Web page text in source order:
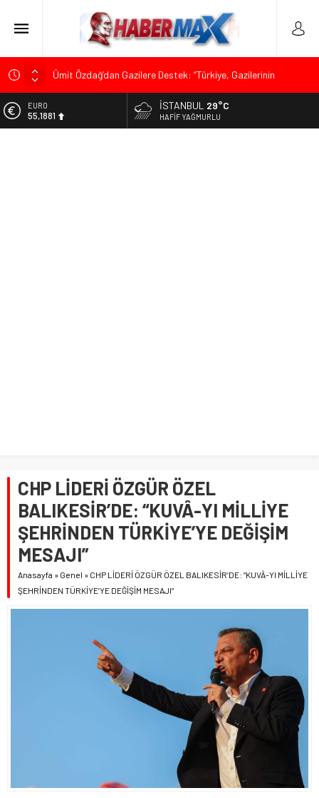
Ümit Özdağ’dan Gazilere Destek: “Türkiye, Gazilerinin
TOKDEF Başkanı Fevzi Can Büşürüm’de Sert Konuştu: “Bu
ALTIN
6.660,55
İSTANBUL 29°C
HAFIF YAĞMURLU
CHP LİDERİ ÖZGÜR ÖZEL
BALIKESİR’DE: “KUVÂ-YI MİLLİYE
ŞEHRİNDEN TÜRKİYE’YE DEĞİŞİM
MESAJI”
Anasayfa » Genel » CHP LİDERİ ÖZGÜR ÖZEL BALIKESİR’DE: “KUVÂ-YI MİLLİYE
ŞEHRİNDEN TÜRKİYE’YE DEĞİŞİM MESAJI”